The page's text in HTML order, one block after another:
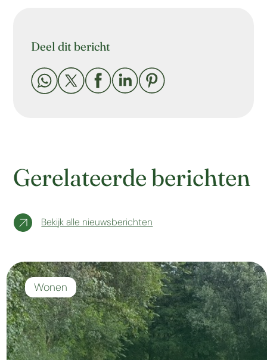
Deel dit bericht
    
Gerelateerde berichten
Bekijk alle nieuwsberichten
Wonen